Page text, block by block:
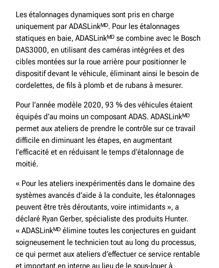
Les étalonnages dynamiques sont pris en charge
uniquement par ADASLinkᴹᴰ. Pour les étalonnages
statiques en baie, ADASLinkᴹᴰ se combine avec le Bosch
DAS3000, en utilisant des caméras intégrées et des
cibles montées sur la roue arrière pour positionner le
dispositif devant le véhicule, éliminant ainsi le besoin de
cordelettes, de fils à plomb et de rubans à mesurer.
Pour l’année modèle 2020, 93 % des véhicules étaient
équipés d’au moins un composant ADAS. ADASLinkᴹᴰ
permet aux ateliers de prendre le contrôle sur ce travail
difficile en diminuant les étapes, en augmentant
l’efficacité et en réduisant le temps d’étalonnage de
moitié.
« Pour les ateliers inexpérimentés dans le domaine des
systèmes avancés d’aide à la conduite, les étalonnages
peuvent être très déroutants, voire intimidants », a
déclaré Ryan Gerber, spécialiste des produits Hunter.
« ADASLinkᴹᴰ élimine toutes les conjectures en guidant
soigneusement le technicien tout au long du processus,
ce qui permet aux ateliers d’effectuer ce service rentable
et important en interne au lieu de le sous-louer à